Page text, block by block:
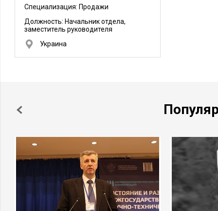
Специализация: Продажи
Должность: Начальник отдела,
заместитель руководителя
Украина